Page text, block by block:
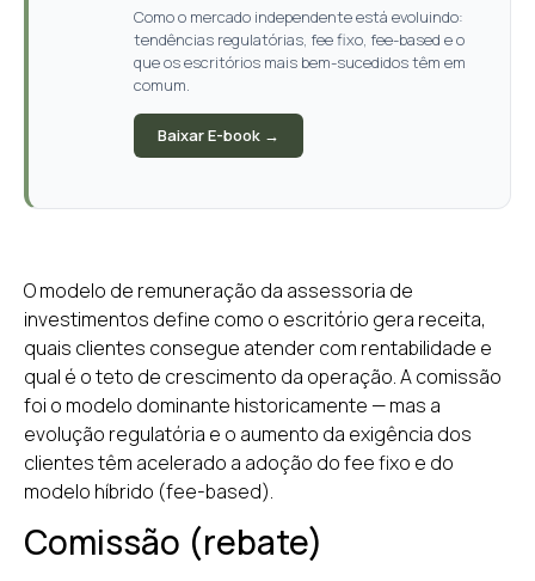
Como o mercado independente está evoluindo:
tendências regulatórias, fee fixo, fee-based e o
que os escritórios mais bem-sucedidos têm em
comum.
Baixar E-book →
O modelo de remuneração da assessoria de
investimentos define como o escritório gera receita,
quais clientes consegue atender com rentabilidade e
qual é o teto de crescimento da operação. A comissão
foi o modelo dominante historicamente — mas a
evolução regulatória e o aumento da exigência dos
clientes têm acelerado a adoção do fee fixo e do
modelo híbrido (fee-based).
Comissão (rebate)